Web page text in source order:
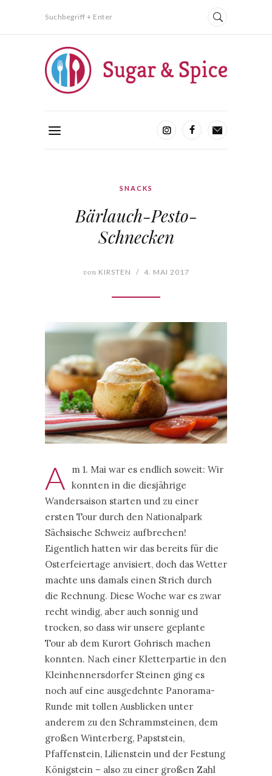
Suchbegriff + Enter
SNACKS
Bärlauch-Pesto-
Schnecken
von KIRSTEN / 4. MAI 2017
A
m 1. Mai war es endlich soweit: Wir
konnten in die diesjährige
Wandersaison starten und zu einer
ersten Tour durch den Nationalpark
Sächsische Schweiz aufbrechen!
Eigentlich hatten wir das bereits für die
Osterfeiertage anvisiert, doch das Wetter
machte uns damals einen Strich durch
die Rechnung. Diese Woche war es zwar
recht windig, aber auch sonnig und
trocken, so dass wir unsere geplante
Tour ab dem Kurort Gohrisch machen
konnten. Nach einer Kletterpartie in den
Kleinhennersdorfer Steinen ging es
noch auf eine ausgedehnte Panorama-
Runde mit tollen Ausblicken unter
anderem zu den Schrammsteinen, dem
großen Winterberg, Papststein,
Pfaffenstein, Lilienstein und der Festung
Königstein – also zu einer großen Zahl